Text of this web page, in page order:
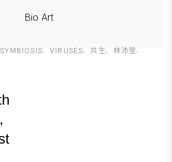
Bio Art
SYMBIOSIS VIRUSES 共生
林沛瑩